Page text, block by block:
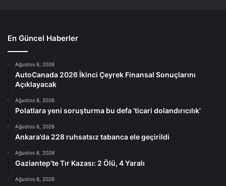
En Güncel Haberler
Ağustos 6, 2026
AutoCanada 2026 İkinci Çeyrek Finansal Sonuçlarını
Açıklayacak
Ağustos 6, 2026
Polatlara yeni soruşturma bu defa ‘ticari dolandırıcılık’
Ağustos 6, 2026
Ankara’da 228 ruhsatsız tabanca ele geçirildi
Ağustos 6, 2026
Gaziantep’te Tır Kazası: 2 Ölü, 4 Yaralı
Ağustos 6, 2026